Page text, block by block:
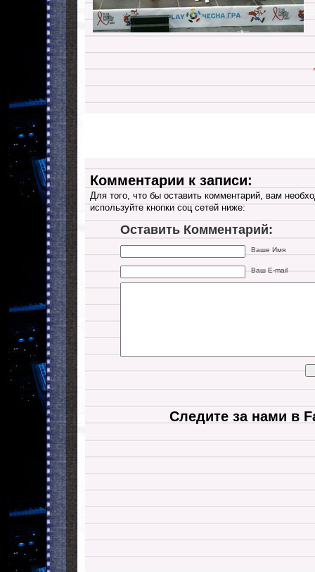
Комментарии к записи:
Для того, что бы оставить комментарий, вам
используйте кнопки соц сетей ниже:
Оставить Комментарий:
Ваше Имя
Ваш E-mail
Следите за нами в